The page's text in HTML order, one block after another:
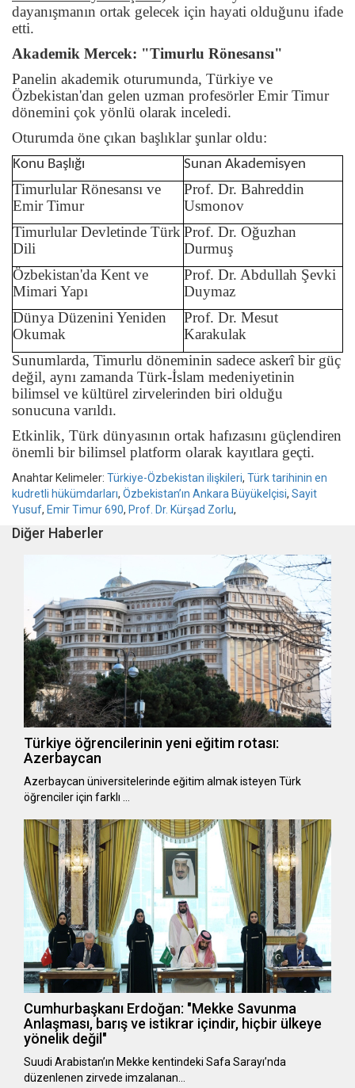
dayanışmanın ortak gelecek için hayati olduğunu ifade
etti.
Akademik Mercek: "Timurlu Rönesansı"
Panelin akademik oturumunda, Türkiye ve
Özbekistan'dan gelen uzman profesörler Emir Timur
dönemini çok yönlü olarak inceledi.
Oturumda öne çıkan başlıklar şunlar oldu:
Konu Başlığı Sunan Akademisyen
Timurlular Rönesansı ve
Emir Timur
Prof. Dr. Bahreddin
Usmonov
Timurlular Devletinde Türk
Dili
Prof. Dr. Oğuzhan
Durmuş
Özbekistan'da Kent ve
Mimari Yapı
Prof. Dr. Abdullah Şevki
Duymaz
Dünya Düzenini Yeniden
Okumak
Prof. Dr. Mesut
Karakulak
Sunumlarda, Timurlu döneminin sadece askerî bir güç
değil, aynı zamanda Türk-İslam medeniyetinin
bilimsel ve kültürel zirvelerinden biri olduğu
sonucuna varıldı.
Etkinlik, Türk dünyasının ortak hafızasını güçlendiren
önemli bir bilimsel platform olarak kayıtlara geçti.
Anahtar Kelimeler: Türkiye-Özbekistan ilişkileri, Türk tarihinin en
kudretli hükümdarları, Özbekistan’ın Ankara Büyükelçisi, Sayit
Yusuf, Emir Timur 690, Prof. Dr. Kürşad Zorlu,
Diğer Haberler
Türkiye öğrencilerinin yeni eğitim rotası:
Azerbaycan
Azerbaycan üniversitelerinde eğitim almak isteyen Türk
öğrenciler için farklı …
Cumhurbaşkanı Erdoğan: "Mekke Savunma
Anlaşması, barış ve istikrar içindir, hiçbir ülkeye
yönelik değil"
Suudi Arabistan’ın Mekke kentindeki Safa Sarayı’nda
düzenlenen zirvede imzalanan…